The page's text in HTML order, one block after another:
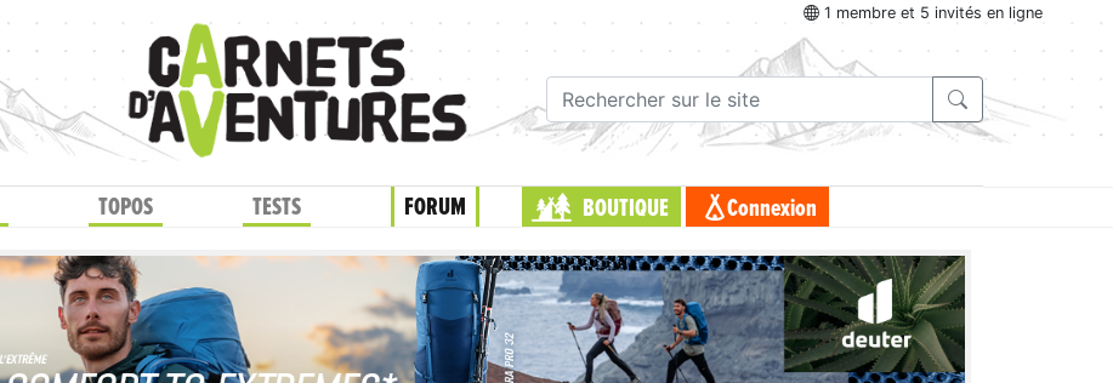
1 membre et 5 invités en ligne
TOPOS TESTS FORUM BOUTIQUE Connexion